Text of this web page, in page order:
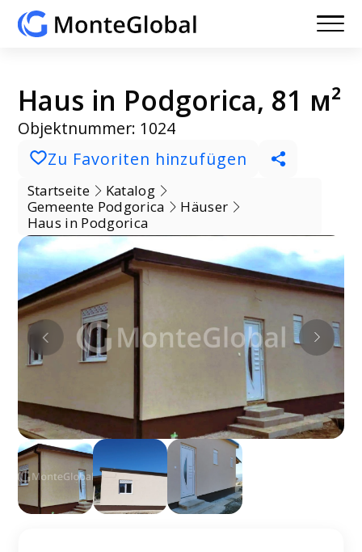
Haus in Podgorica, 81 м²
Objektnummer: 1024
Zu Favoriten hinzufügen
Startseite
Katalog
Gemeente Podgorica
Häuser
Haus in Podgorica